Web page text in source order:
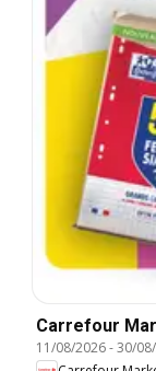
Carrefour
11/08/2026-30/